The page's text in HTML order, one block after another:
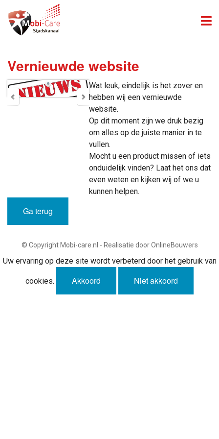
Vernieuwde website
Wat leuk, eindelijk is het zover en
hebben wij een vernieuwde
website.
Op dit moment zijn we druk bezig
om alles op de juiste manier in te
vullen.
Mocht u een product missen of iets
onduidelijk vinden? Laat het ons dat
even weten en kijken wij of we u
kunnen helpen.
Ga terug
© Copyright Mobi-care.nl - Realisatie door OnlineBouwers
Uw ervaring op deze site wordt verbeterd door het gebruik van
cookies. Akkoord Niet akkoord